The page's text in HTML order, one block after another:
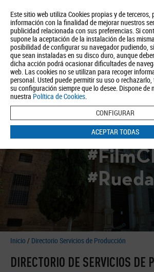
Este sitio web utiliza Cookies propias y de terceros,
información con la finalidad de mejorar nuestros
publicidad relacionada con sus preferencias. Si
supone la aceptación de la instalación de las
posibilidad de configurar su navegador pudiendo,
que sean instaladas en su disco duro, aunque
dicha acción podrá ocasionar dificultades de
web. Las cookies no se utilizan para recoger
personal. Usted puede permitir su uso o
su configuración siempre que lo desee. Dispone de
nuestra Política de Cookies.
CONFIGURAR
ACEPTAR TODAS
Quiénes somos Turismo Política
Inicio / Directorio Servicios de Producción
DIRECTORIO DE SERVICIOS DE